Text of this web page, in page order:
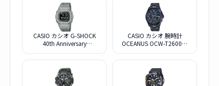
CASIO カシオ G-SHOCK
40th Anniversary
限定モデル GMW-
B5000PS-1JR
CASIO カシオ 腕時計
OCEANUS OCW-T2600B-